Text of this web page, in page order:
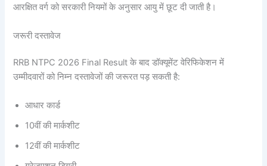
आरक्षित वर्ग को सरकारी नियमों के अनुसार आयु में छूट दी जाती है।
जरूरी दस्तावेज
RRB NTPC 2026 Final Result के बाद डॉक्यूमेंट वेरिफिकेशन में
उम्मीदवारों को निम्न दस्तावेजों की जरूरत पड़ सकती है:
आधार कार्ड
10वीं की मार्कशीट
12वीं की मार्कशीट